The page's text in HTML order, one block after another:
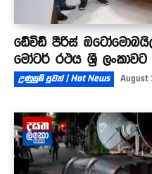
ඩේවිඩ් පීරිස්
මෝටර් රථය ශ්‍රී
උණුසුම් පුවත් | Hot News August